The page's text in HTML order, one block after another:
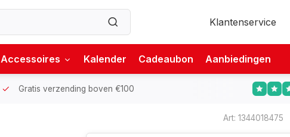
Klantenservice
Accessoires Kalender Cadeaubon Aanbiedingen
Gratis verzending boven €100
Art: 1344018475